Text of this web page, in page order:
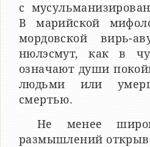
с
В марийской
мордовской вирь-
нюлэсмут, как в
означают души
людьми или
смертью.
Не менее
размышлений